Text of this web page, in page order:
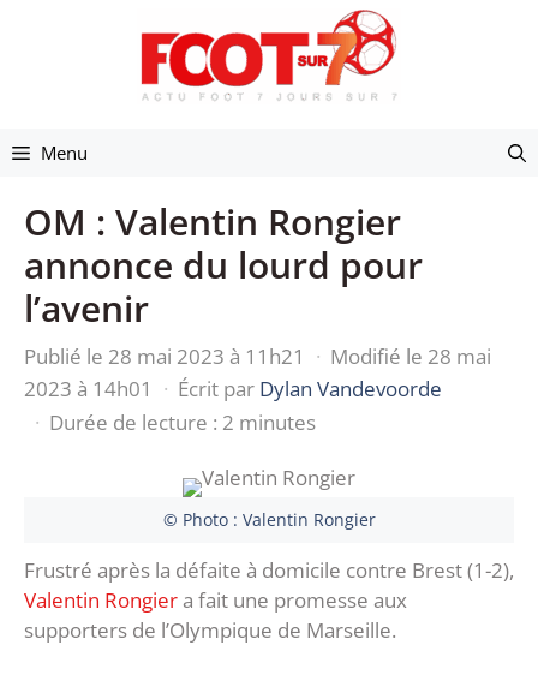
Menu
OM : Valentin Rongier
annonce du lourd pour
l’avenir
Publié le 28 mai 2023 à 11h21 · Modifié le 28 mai
2023 à 14h01
· Écrit par Dylan Vandevoorde
· Durée de lecture : 2 minutes
© Photo : Valentin Rongier
Frustré après la défaite à domicile contre Brest (1-2),
Valentin Rongiera fait une promesse aux
supporters de l’Olympique de Marseille.